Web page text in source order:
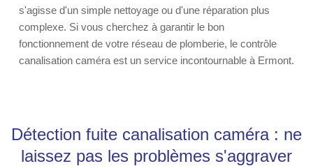
s'agisse d'un simple nettoyage ou d'une réparation plus
complexe. Si vous cherchez à garantir le bon
fonctionnement de votre réseau de plomberie, le contrôle
canalisation caméra est un service incontournable à Ermont.
Détection fuite canalisation caméra : ne
laissez pas les problèmes s'aggraver